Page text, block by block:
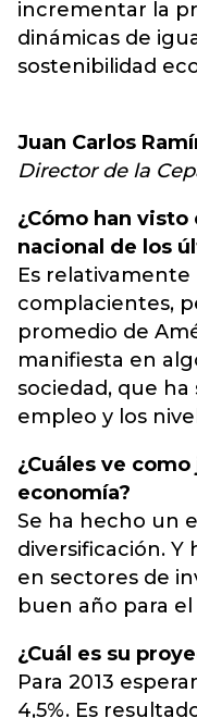
incrementar la
dinámicas de
sostenibilidad
Juan Carlos
Director de la
¿Cómo han
nacional de los
Es
complacientes,
promedio de
manifiesta en
sociedad, que
empleo y los
¿Cuáles ve
economía?
Se ha hecho un
diversificación. Y
en sectores de
buen año para
¿Cuál es su
Para 2013
4,5%. Es